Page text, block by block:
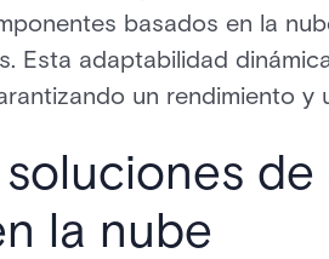
basados en la
Esta adaptabilidad
un rendimiento y
la nube